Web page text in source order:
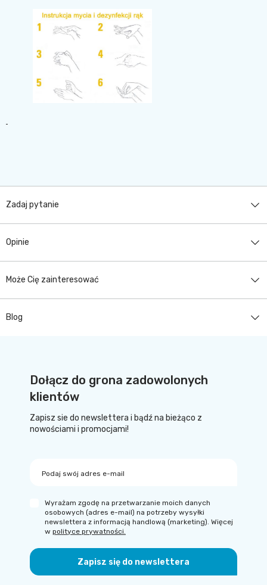
Zadaj pytanie
Opinie
Może Cię zainteresować
Blog
Dołącz do grona zadowolonych
klientów
Zapisz sie do newslettera i bądź na bieżąco z
nowościami i promocjami!
Podaj swój adres e-mail
Zapisz się do newslettera
Wyrażam zgodę na przetwarzanie moich danych
osobowych (adres e-mail) na potrzeby wysyłki
newslettera z informacją handlową (marketing). Więcej
w polityce prywatności.